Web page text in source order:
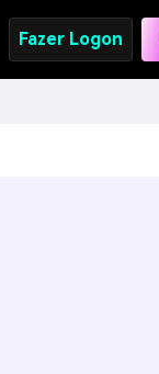
Fazer Logon